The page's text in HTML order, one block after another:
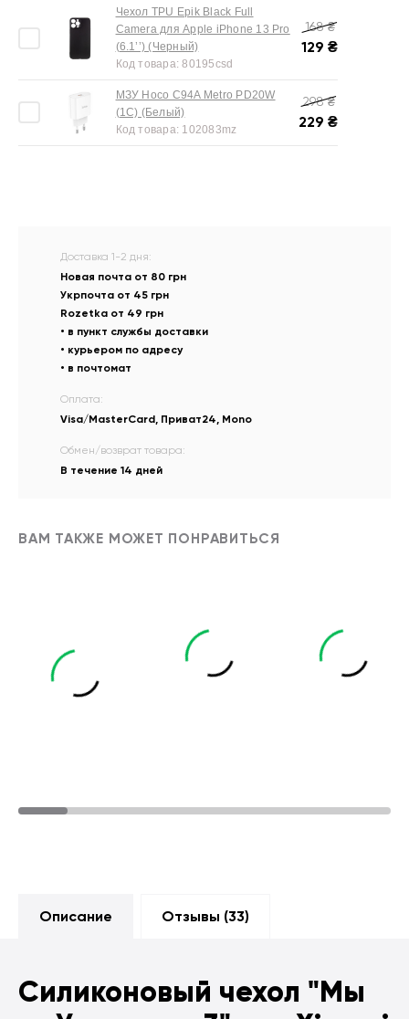
Чехол TPU Epik Black Full
Camera для Apple iPhone 13 Pro
(6.1’’) (Черный)
Код товара:80195csd
168₴
129 ₴
МЗУ Hoco C94A Metro PD20W
(1C) (Белый)
Код товара: 102083mz
298₴
229 ₴
Доставка 1-2 дня:
Новая почта от 80 грн
Укрпочта от 45 грн
Rozetka от 49 грн
• в пункт службы доставки
• курьером по адресу
• в почтомат
Оплата:
Visa/MasterCard, Приват24, Mono
Обмен/возврат товара:
В течение 14 дней
ВАМ ТАКЖЕ МОЖЕТ ПОНРАВИТЬСЯ
Описание Отзывы (33)
Силиконовый чехол "Мы